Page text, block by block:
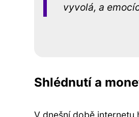
vyvolá, a
Shlédnutí a